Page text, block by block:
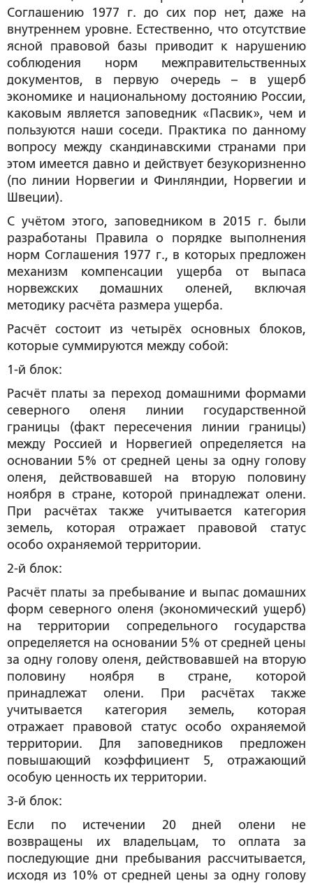
Соглашению 1977 г. до сих пор нет, даже на
внутреннем уровне. Естественно, что отсутствие
ясной правовой базы приводит к нарушению
соблюдения норм межправительственных
документов, в первую очередь – в ущерб
экономике и национальному достоянию России,
каковым является заповедник «Пасвик», чем и
пользуются наши соседи. Практика по данному
вопросу между скандинавскими странами при
этом имеется давно и действует безукоризненно
(по линии Норвегии и Финляндии, Норвегии и
Швеции).
С учётом этого, заповедником в 2015 г. были
разработаны Правила о порядке выполнения
норм Соглашения 1977 г., в которых предложен
механизм компенсации ущерба от выпаса
норвежских домашних оленей, включая
методику расчёта размера ущерба.
Расчёт состоит из четырёх основных блоков,
которые суммируются между собой:
1-й блок:
Расчёт платы за переход домашними формами
северного оленя линии государственной
границы (факт пересечения линии границы)
между Россией и Норвегией определяется на
основании 5% от средней цены за одну голову
оленя, действовавшей на вторую половину
ноября в стране, которой принадлежат олени.
При расчётах также учитывается категория
земель, которая отражает правовой статус
особо охраняемой территории.
2-й блок:
Расчёт платы за пребывание и выпас домашних
форм северного оленя (экономический ущерб)
на территории сопредельного государства
определяется на основании 5% от средней цены
за одну голову оленя, действовавшей на вторую
половину ноября в стране, которой
принадлежат олени. При расчётах также
учитывается категория земель, которая
отражает правовой статус особо охраняемой
территории. Для заповедников предложен
повышающий коэффициент 5, отражающий
особую ценность их территории.
3-й блок:
Если по истечении 20 дней олени не
возвращены их владельцам, то оплата за
последующие дни пребывания рассчитывается,
исходя из 10% от средней цены за одну голову